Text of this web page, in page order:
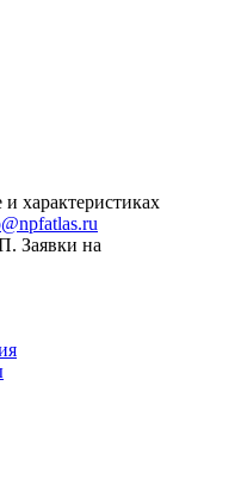
характеристиках
Заявки на